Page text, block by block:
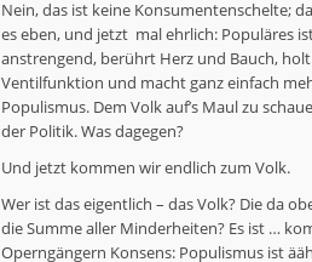
Nein, das ist keine Konsumentenschelte;
es eben, und jetzt mal ehrlich: Populäres
anstrengend, berührt Herz und Bauch,
Ventilfunktion und macht ganz einfach
Populismus. Dem Volk auf’s Maul zu
der Politik. Was dagegen?
Und jetzt kommen wir endlich zum Volk.
Wer ist das eigentlich – das Volk? Die da
die Summe aller Minderheiten? Es ist …
Operngängern Konsens: Populismus ist